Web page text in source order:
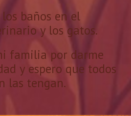
baños en el
y los gatos.
familia por darme
y espero que todos
las tengan.